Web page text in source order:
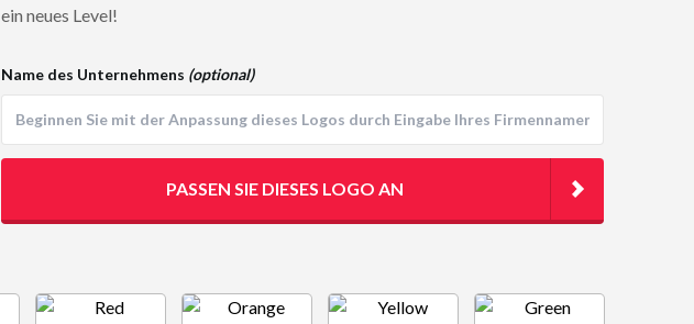
ein neues Level!
Name des Unternehmens (optional)
PASSEN SIE DIESES LOGO AN